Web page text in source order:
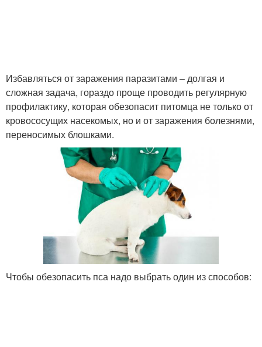
Избавляться от заражения паразитами – долгая и
сложная задача, гораздо проще проводить регулярную
профилактику, которая обезопасит питомца не только от
кровососущих насекомых, но и от заражения болезнями,
переносимых блошками.
Чтобы обезопасить пса надо выбрать один из способов: